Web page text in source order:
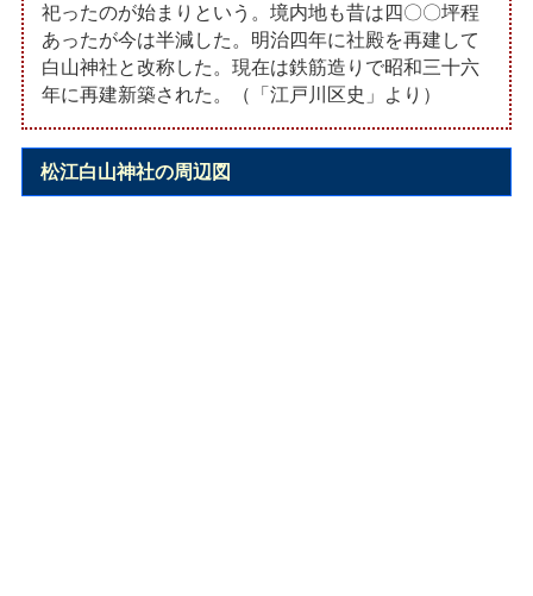
祀ったのが始まりという。境内地も昔は四〇〇坪程
あったが今は半減した。明治四年に社殿を再建して
白山神社と改称した。現在は鉄筋造りで昭和三十六
年に再建新築された。（「江戸川区史」より）
松江白山神社の周辺図